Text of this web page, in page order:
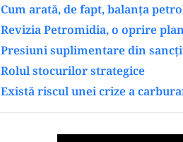
Cum arată, de fapt, balanța
Revizia Petromidia, o oprire
Presiuni suplimentare din
Rolul stocurilor strategice
Există riscul unei crize a